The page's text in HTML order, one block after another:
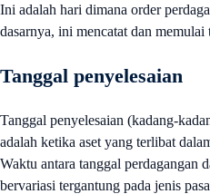
Ini adalah hari dimana order
dasarnya, ini mencatat dan memulai
Tanggal penyelesaian
Tanggal penyelesaian (kadang-
adalah ketika aset yang terlibat
Waktu antara tanggal perdagangan
bervariasi tergantung pada jenis